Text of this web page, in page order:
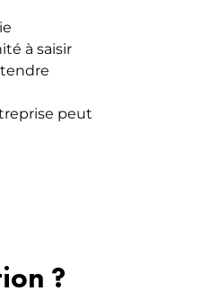
à saisir
peut
?